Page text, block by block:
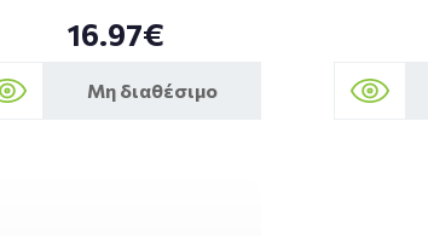
16.97€
Μη διαθέσιμο